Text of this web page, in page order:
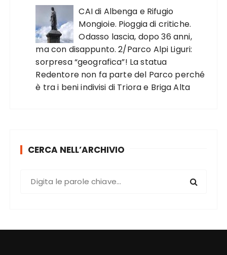
CAI di Albenga e Rifugio
Mongioie. Pioggia di critiche.
Odasso lascia, dopo 36 anni,
ma con disappunto. 2/Parco Alpi Liguri:
sorpresa “geografica”! La statua
Redentore non fa parte del Parco perché
è tra i beni indivisi di Triora e Briga Alta
CERCA NELL’ARCHIVIO